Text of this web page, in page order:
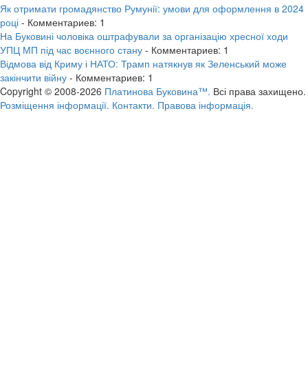
Як отримати громадянство Румунії: умови для оформлення в 2024
році - Комментариев: 1
На Буковині чоловіка оштрафували за організацію хресної ходи
УПЦ МП під час воєнного стану - Комментариев: 1
Відмова від Криму і НАТО: Трамп натякнув як Зеленський може
закінчити війну - Комментариев: 1
Copyright © 2008-2026 Платинова Буковина™. Всі права захищено.
Розміщення інформації. Контакти. Правова інформація.